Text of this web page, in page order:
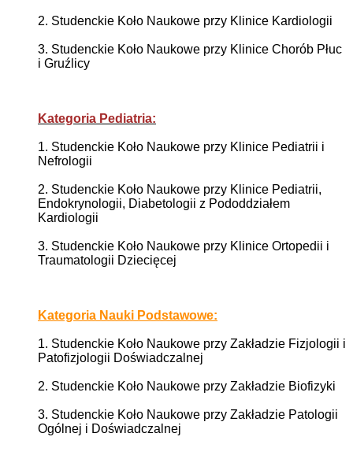
2. Studenckie Koło Naukowe przy Klinice Kardiologii
3. Studenckie Koło Naukowe przy Klinice Chorób Płuc
i Gruźlicy
Kategoria Pediatria:
1. Studenckie Koło Naukowe przy Klinice Pediatrii i
Nefrologii
2. Studenckie Koło Naukowe przy Klinice Pediatrii,
Endokrynologii, Diabetologii z Pododdziałem
Kardiologii
3. Studenckie Koło Naukowe przy Klinice Ortopedii i
Traumatologii Dziecięcej
Kategoria Nauki Podstawowe:
1. Studenckie Koło Naukowe przy Zakładzie Fizjologii i
Patofizjologii Doświadczalnej
2. Studenckie Koło Naukowe przy Zakładzie Biofizyki
3. Studenckie Koło Naukowe przy Zakładzie Patologii
Ogólnej i Doświadczalnej